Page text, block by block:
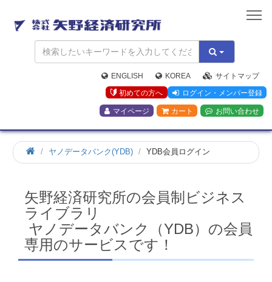
矢
野
経
済
研
究
所
ENGLISH KOREA
サイトマップ
初めての方へ
ログイン・メンバー登録
マイページ カート お問い合わせ
ホ
ー
ヤノデータバンク(YDB) YDB会員ログイン
矢野経済研究所の会員制ビジネス
ライブラリ
ヤノデータバンク（YDB）の会員
専用のサービスです！